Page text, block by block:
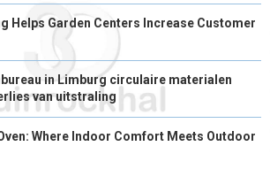
Helps Garden Centers Increase Customer
in Limburg circulaire materialen
van uitstraling
Where Indoor Comfort Meets Outdoor